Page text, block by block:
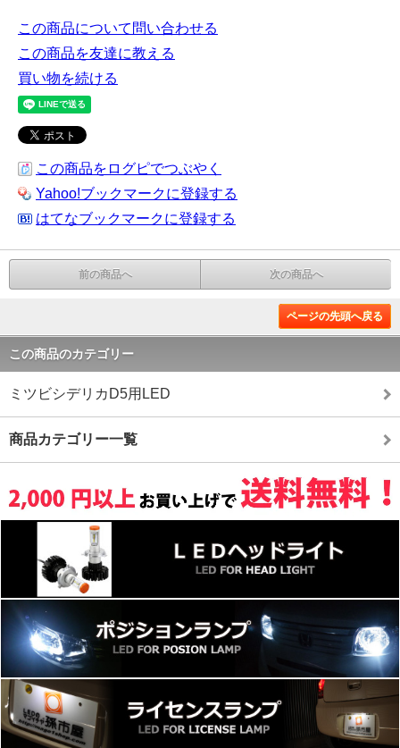
この商品について問い合わせる
この商品を友達に教える
買い物を続ける
この商品をログピでつぶやく
Yahoo!ブックマークに登録する
はてなブックマークに登録する
前の商品へ 次の商品へ
ページの先頭へ戻る
この商品のカテゴリー
ミツビシデリカD5用LED
商品カテゴリー一覧